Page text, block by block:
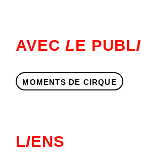
AVECLE PUBLI
MOMENTS DE CIRQUE
LIENS